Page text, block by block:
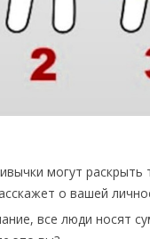
могут
о вашей
все люди носят